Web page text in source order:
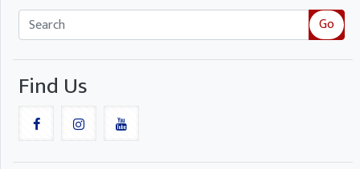
Go
Find Us